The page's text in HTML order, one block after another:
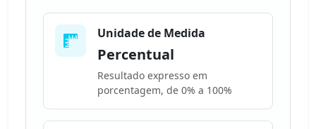
Unidade de Medida
Percentual
Resultado expresso em
porcentagem, de 0% a 100%